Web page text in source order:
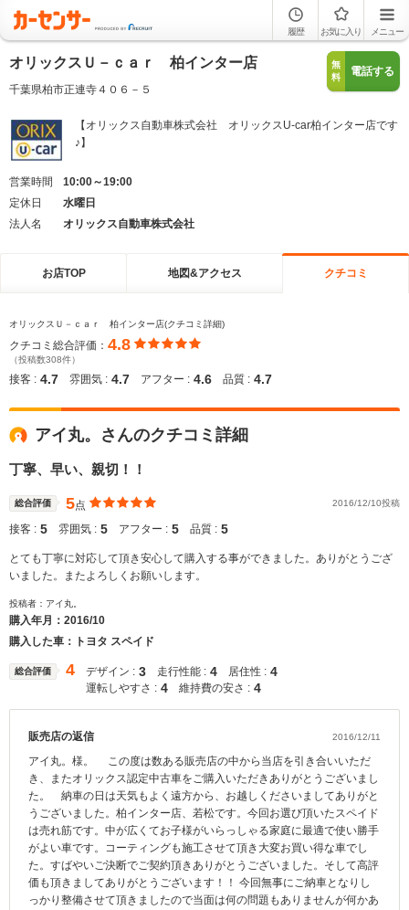
履歴 お気に入り メニュー
オリックスＵ－ｃａｒ 柏インター店
千葉県柏市正連寺４０６－５
無
料
電話する
【オリックス自動車株式会社 オリックスU-car柏インター店です
♪】
営業時間
10:00～19:00
定休日
水曜日
法人名
オリックス自動車株式会社
お店TOP 地図&アクセス クチコミ
オリックスＵ－ｃａｒ 柏インター店(クチコミ詳細)
クチコミ総合評価： 4.8
（投稿数308件）
接客 : 4.7 雰囲気 : 4.7 アフター : 4.6 品質 : 4.7
アイ丸。さんのクチコミ詳細
丁寧、早い、親切！！
総合評価 5点 2016/12/10投稿
接客 : 5 雰囲気 : 5 アフター : 5 品質 : 5
とても丁寧に対応して頂き安心して購入する事ができました。ありがとうござ
いました。またよろしくお願いします。
投稿者：アイ丸。
購入年月： 2016/10
購入した車：トヨタ スペイド
総合評価 4 デザイン : 3 走行性能 : 4 居住性 : 4
運転しやすさ : 4 維持費の安さ : 4
販売店の返信 2016/12/11
アイ丸。様。 この度は数ある販売店の中から当店を引き合いいただ
き、またオリックス認定中古車をご購入いただきありがとうございまし
た。 納車の日は天気もよく遠方から、お越しくださいましてありがと
うございました。柏インター店、若松です。今回お選び頂いたスペイド
は売れ筋です。中が広くてお子様がいらっしゃる家庭に最適で使い勝手
がよい車です。コーティングも施工させて頂き大変お買い得な車でし
た。すばやいご決断でご契約頂きありがとうございました。そして高評
価も頂きましてありがとうございます！！ 今回無事にご納車となりし
っかり整備させて頂きましたので当面は何の問題もありませんが何かあ